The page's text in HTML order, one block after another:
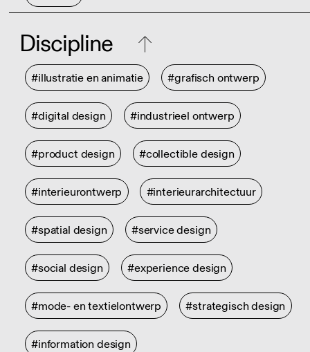
Discipline
#illustratie en animatie #grafisch ontwerp
#digital design #industrieel ontwerp
#product design #collectible design
#interieurontwerp #interieurarchitectuur
#spatial design #service design
#social design #experience design
#mode- en textielontwerp #strategisch design
#information design